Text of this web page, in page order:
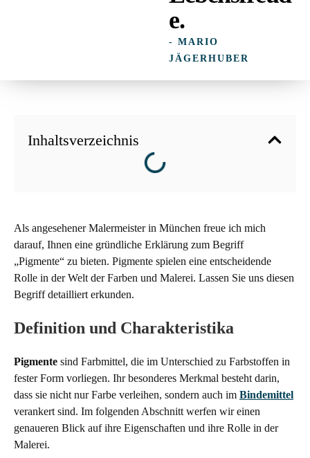
e.
- MARIO
JÄGERHUBER
Inhaltsverzeichnis
Als angesehener Malermeister in München freue ich mich
darauf, Ihnen eine gründliche Erklärung zum Begriff
„Pigmente“ zu bieten. Pigmente spielen eine entscheidende
Rolle in der Welt der Farben und Malerei. Lassen Sie uns diesen
Begriff detailliert erkunden.
Definition und Charakteristika
Pigmente sind Farbmittel, die im Unterschied zu Farbstoffen in
fester Form vorliegen. Ihr besonderes Merkmal besteht darin,
dass sie nicht nur Farbe verleihen, sondern auch im Bindemittel
verankert sind. Im folgenden Abschnitt werfen wir einen
genaueren Blick auf ihre Eigenschaften und ihre Rolle in der
Malerei.